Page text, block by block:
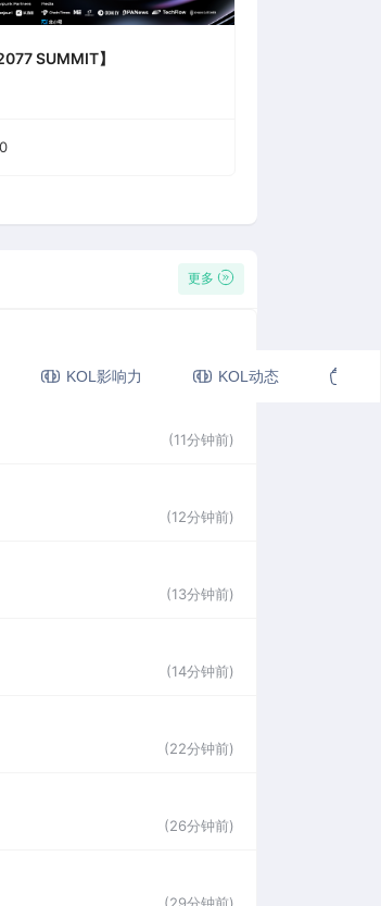
KOL影响力 KOL动态
SUMMIT】
更多
(11分钟前)
(12分钟前)
(13分钟前)
(14分钟前)
(22分钟前)
(26分钟前)